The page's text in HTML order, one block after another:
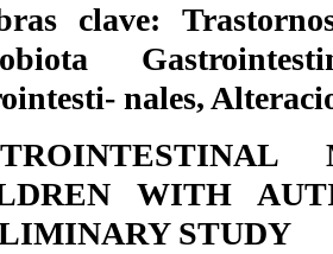
clave:
nales,
WITH
STUDY